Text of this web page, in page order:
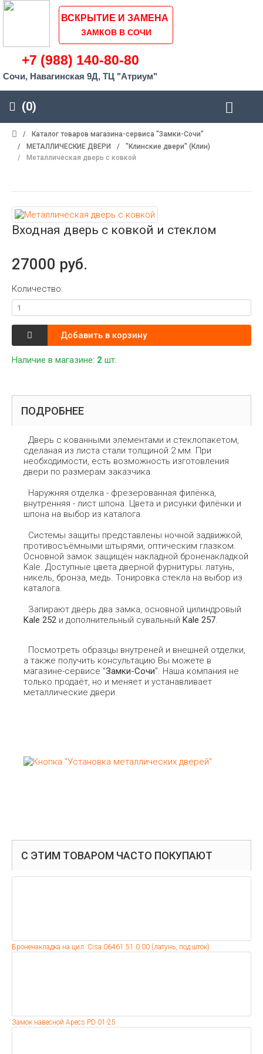
ВСКРЫТИЕ И ЗАМЕНА
ЗАМКОВ В СОЧИ
+7 (988) 140-80-80
Сочи, Навагинская 9Д, ТЦ "Атриум"
(0)
/
Каталог товаров магазина-сервиса "Замки-Сочи"
/
МЕТАЛЛИЧЕСКИЕ ДВЕРИ /
"Клинские двери" (Клин)
/
Металлическая дверь с ковкой
Входная дверь с ковкой и стеклом
27000 руб.
Количество:
Добавить в корзину
Наличие в магазине: 2 шт.
ПОДРОБНЕЕ
Дверь с кованными элементами и стеклопакетом,
сделаная из листа стали толщиной 2 мм. При
необходимости, есть возможность изготовления
двери по размерам заказчика.
Наружняя отделка - фрезерованная филёнка,
внутренняя - лист шпона. Цвета и рисунки филёнки и
шпона на выбор из каталога.
Системы защиты представлены ночной задвижкой,
противосъёмными штырями, оптическим глазком.
Основной замок защищён накладной броненакладкой
Kale. Доступные цвета дверной фурнитуры: латунь,
никель, бронза, медь. Тонировка стекла на выбор из
каталога.
Запирают дверь два замка, основной цилиндровый
Kale 252 и дополнительный сувальный Kale 257.
Посмотреть образцы внутреней и внешней отделки,
а также получить консультацию Вы можете в
магазине-сервисе "Замки-Сочи". Наша компания не
только продаёт, но и меняет и устанавливает
металлические двери.
С ЭТИМ ТОВАРОМ ЧАСТО ПОКУПАЮТ
Броненакладка на цил. Cisa 06461.51.0.00 (латунь, под шток)
Замок навесной Apecs PD 01-25